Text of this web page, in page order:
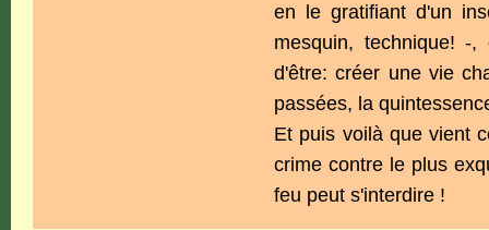
en le gratifiant d'un
mesquin, technique!
d'être: créer une vie
passées, la
Et puis voilà que vient
crime contre le plus
feu peut s'interdire !